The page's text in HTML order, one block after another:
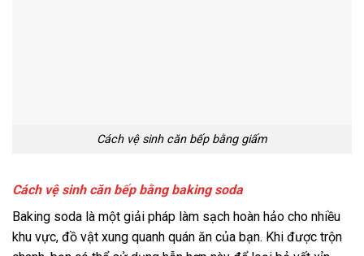
Cách vệ sinh căn bếp bằng giấm
Cách vệ sinh căn bếp bằng baking soda
Baking soda là một giải pháp làm sạch hoàn hảo cho nhiều
khu vực, đồ vật xung quanh quán ăn của bạn. Khi được trộn